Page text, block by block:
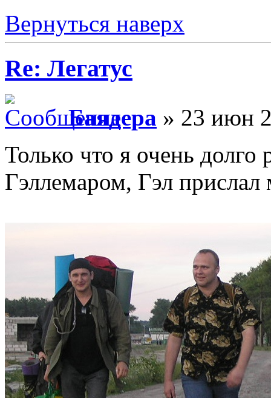
Вернуться наверх
Re: Легатус
Баядера » 23 июн
Только что я очень долго
Гэллемаром, Гэл прислал